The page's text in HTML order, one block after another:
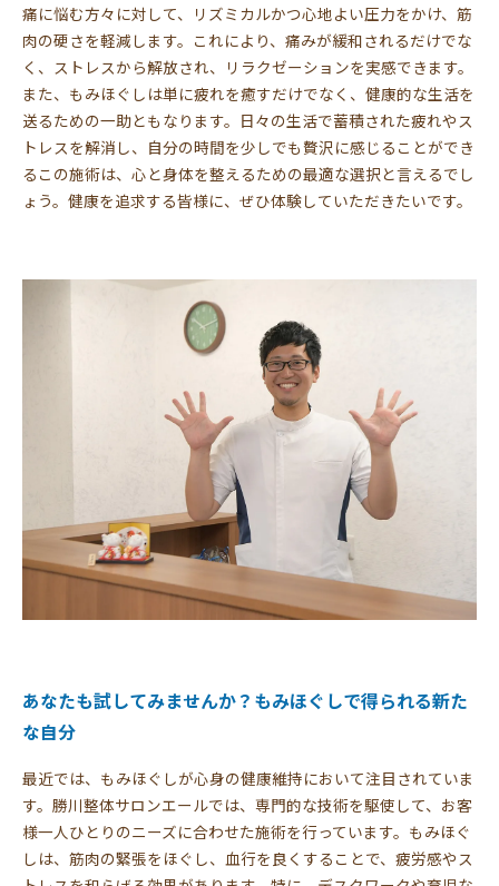
痛に悩む方々に対して、リズミカルかつ心地よい圧力をかけ、筋
肉の硬さを軽減します。これにより、痛みが緩和されるだけでな
く、ストレスから解放され、リラクゼーションを実感できます。
また、もみほぐしは単に疲れを癒すだけでなく、健康的な生活を
送るための一助ともなります。日々の生活で蓄積された疲れやス
トレスを解消し、自分の時間を少しでも贅沢に感じることができ
るこの施術は、心と身体を整えるための最適な選択と言えるでし
ょう。健康を追求する皆様に、ぜひ体験していただきたいです。
あなたも試してみませんか？もみほぐしで得られる新た
な自分
最近では、もみほぐしが心身の健康維持において注目されていま
す。勝川整体サロンエールでは、専門的な技術を駆使して、お客
様一人ひとりのニーズに合わせた施術を行っています。もみほぐ
しは、筋肉の緊張をほぐし、血行を良くすることで、疲労感やス